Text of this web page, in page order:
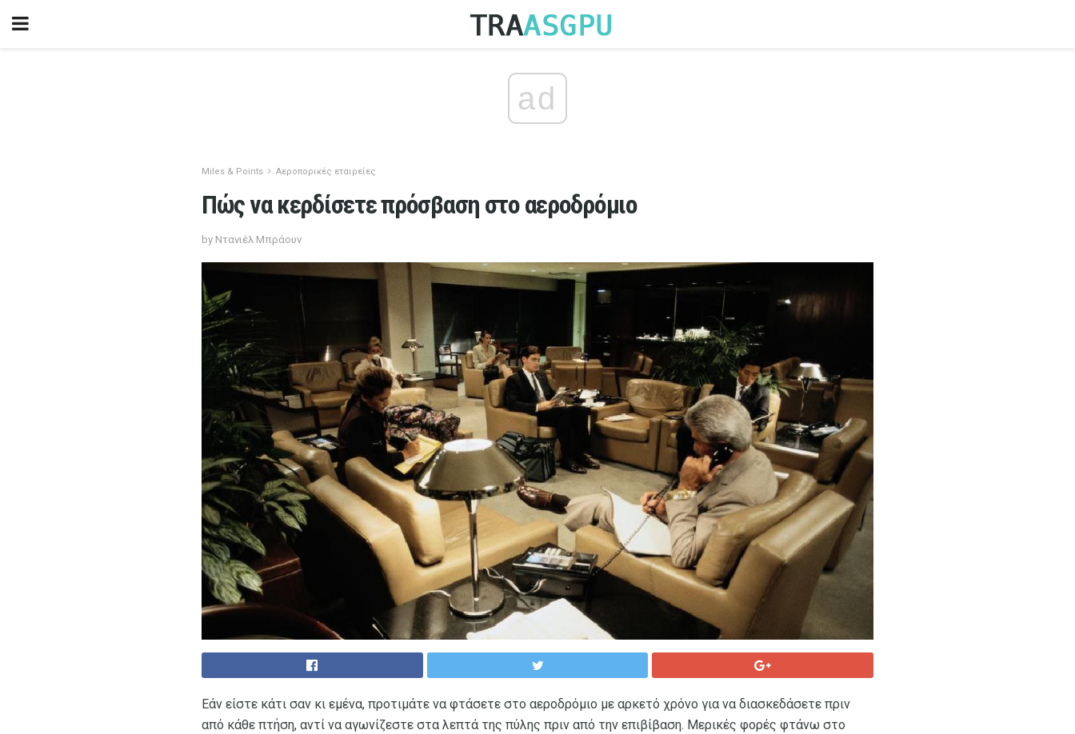
ad
Miles & Points Αεροπορικές εταιρείες
Πώς να κερδίσετε πρόσβαση στο αεροδρόμιο
by Ντανιέλ Μπράουν
Εάν είστε κάτι σαν κι εμένα, προτιμάτε να φτάσετε στο αεροδρόμιο με αρκετό χρόνο για να διασκεδάσετε πριν
από κάθε πτήση, αντί να αγωνίζεστε στα λεπτά της πύλης πριν από την επιβίβαση. Μερικές φορές φτάνω στο